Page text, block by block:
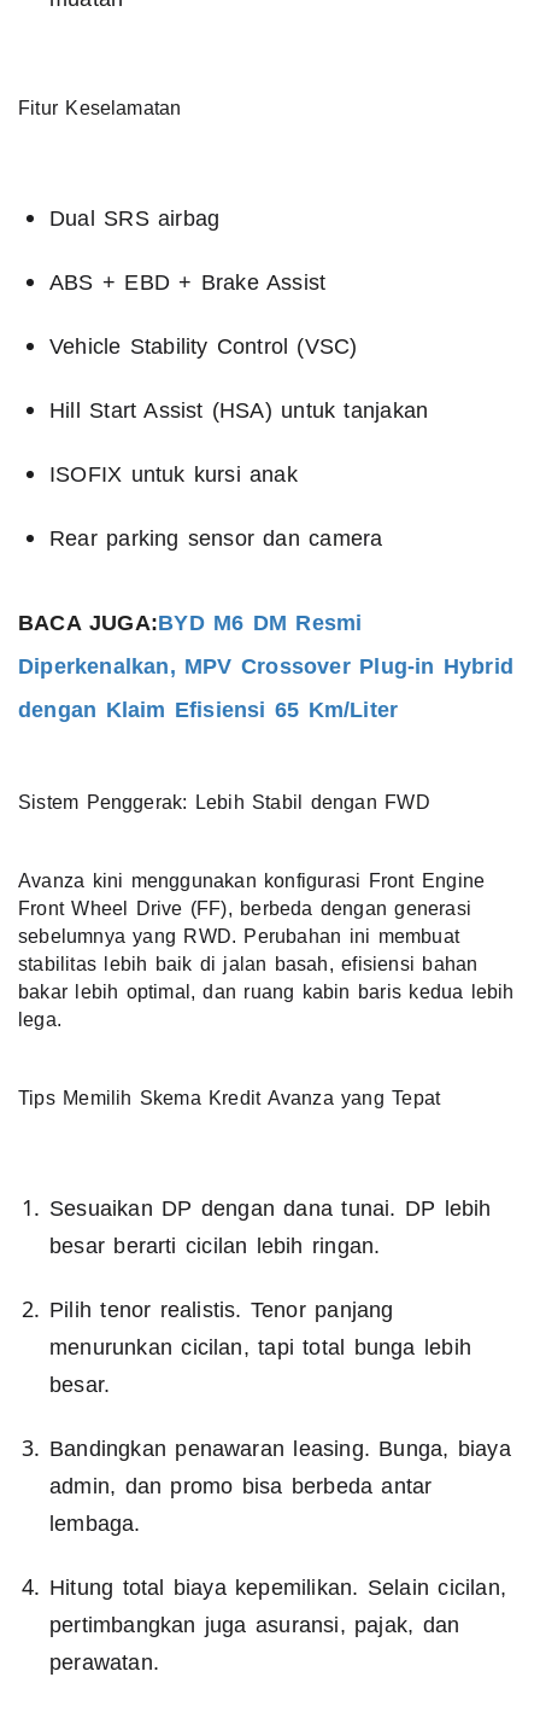
Fitur Keselamatan
Dual SRS airbag
ABS + EBD + Brake Assist
Vehicle Stability Control (VSC)
Hill Start Assist (HSA) untuk tanjakan
ISOFIX untuk kursi anak
Rear parking sensor dan camera
BACA JUGA:BYD M6 DM Resmi
Diperkenalkan, MPV Crossover Plug-in Hybrid
dengan Klaim Efisiensi 65 Km/Liter
Sistem Penggerak: Lebih Stabil dengan FWD
Avanza kini menggunakan konfigurasi Front Engine
Front Wheel Drive (FF), berbeda dengan generasi
sebelumnya yang RWD. Perubahan ini membuat
stabilitas lebih baik di jalan basah, efisiensi bahan
bakar lebih optimal, dan ruang kabin baris kedua lebih
lega.
Tips Memilih Skema Kredit Avanza yang Tepat
Sesuaikan DP dengan dana tunai. DP lebih
besar berarti cicilan lebih ringan.
Pilih tenor realistis. Tenor panjang
menurunkan cicilan, tapi total bunga lebih
besar.
Bandingkan penawaran leasing. Bunga, biaya
admin, dan promo bisa berbeda antar
lembaga.
Hitung total biaya kepemilikan. Selain cicilan,
pertimbangkan juga asuransi, pajak, dan
perawatan.